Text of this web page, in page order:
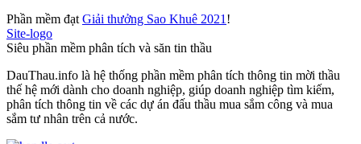
Phần mềm đạtGiải thưởng Sao Khuê 2021!
Site-logo
Siêu phần mềm phân tích và săn tin thầu
DauThau.info là hệ thống phần mềm phân tích thông tin mời thầu
thế hệ mới dành cho doanh nghiệp, giúp doanh nghiệp tìm kiếm,
phân tích thông tin về các dự án đấu thầu mua sắm công và mua
sắm tư nhân trên cả nước.